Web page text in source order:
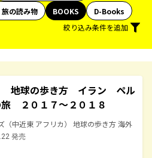
の読み物 BOOKS
D-Books
絞り込み条件を追加
地球の歩き方 イラン ペル
２０１７～２０１８
（中近東 アフリカ） 地球の歩き方 海外
発売